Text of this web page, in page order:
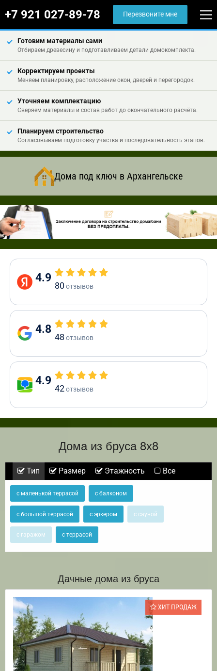
+7 921 027-89-78 Перезвоните мне
Готовим материалы сами
Отбираем древесину и подготавливаем детали домокомплекта.
Корректируем проекты
Меняем планировку, расположение окон, дверей и перегородок.
Уточняем комплектацию
Сверяем материалы и состав работ до окончательного расчёта.
Планируем строительство
Согласовываем подготовку участка и последовательность этапов.
Дома под ключ в Архангельске
4.9
80отзывов
4.8
48 отзывов
4.9
42отзывов
Дома из бруса 8х8
Тип Размер Этажность Все
с маленькой террасой с балконом
с большой террасой с эркером с сауной
с гаражом с террасой
Дачные дома из бруса
ХИТ ПРОДАЖ